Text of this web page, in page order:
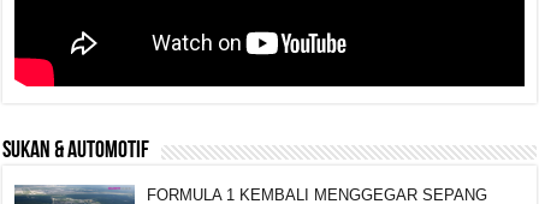
SUKAN & AUTOMOTIF
FORMULA 1 KEMBALI MENGGEGAR SEPANG